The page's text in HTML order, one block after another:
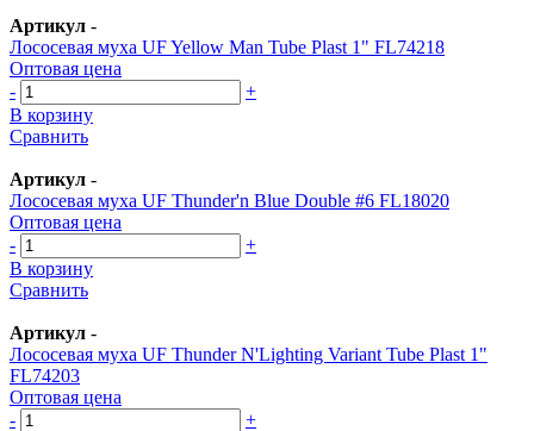
Артикул -
Лососевая муха UF Yellow Man Tube Plast 1" FL74218
Оптовая цена
-
+
В корзину
Сравнить
Артикул -
Лососевая муха UF Thunder'n Blue Double #6 FL18020
Оптовая цена
-
+
В корзину
Сравнить
Артикул -
Лососевая муха UF Thunder N'Lighting Variant Tube Plast 1"
FL74203
Оптовая цена
-
+